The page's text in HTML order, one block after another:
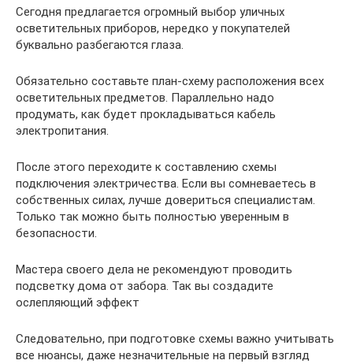
Сегодня предлагается огромный выбор уличных
осветительных приборов, нередко у покупателей
буквально разбегаются глаза.
Обязательно составьте план-схему расположения всех
осветительных предметов. Параллельно надо
продумать, как будет прокладываться кабель
электропитания.
После этого переходите к составлению схемы
подключения электричества. Если вы сомневаетесь в
собственных силах, лучше довериться специалистам.
Только так можно быть полностью уверенным в
безопасности.
Мастера своего дела не рекомендуют проводить
подсветку дома от забора. Так вы создадите
ослепляющий эффект
Следовательно, при подготовке схемы важно учитывать
все нюансы, даже незначительные на первый взгляд